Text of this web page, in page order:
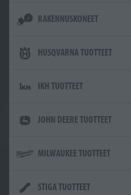
RAKENNUSKONEET
HUSQVARNA TUOTTEET
IKH TUOTTEET
JOHN DEERE TUOTTEET
MILWAUKEE TUOTTEET
STIGA TUOTTEET